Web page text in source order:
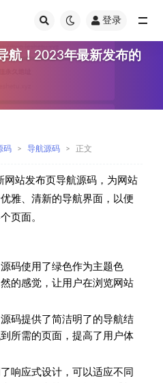
登录
航！2023年最新发布的
码 导航源码 正文
站发布页导航源码，为网站
雅、清新的导航界面，以便
页面。
码使用了绿色作为主题色
的感觉，让用户在浏览网站
码提供了简洁明了的导航结
所需的页面，提高了用户体
响应式设计，可以适应不同